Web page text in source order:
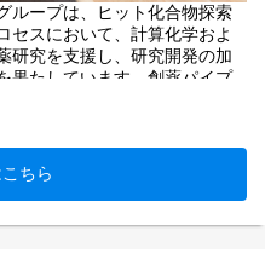
ループは、ヒット化合物探索
セスにおいて、計算化学およ
研究を支援し、研究開発の加
果たしています。創薬パイプ
用し、創薬研究を戦略的に推
な立場として、データと計算
献したい方をお待ちしていま
ちら